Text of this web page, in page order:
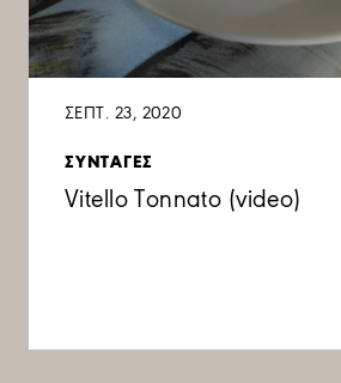
ΣΕΠΤ. 23, 2020
ΣΥΝΤΑΓΕΣ
Vitello Tonnato (video)